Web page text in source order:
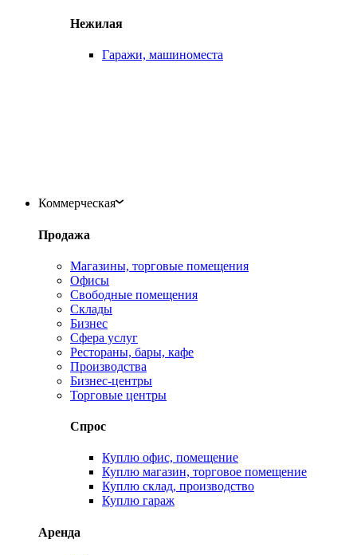
Нежилая
Гаражи, машиноместа
Коммерческая
Продажа
Магазины, торговые помещения
Офисы
Свободные помещения
Склады
Бизнес
Сфера услуг
Рестораны, бары, кафе
Производства
Бизнес-центры
Торговые центры
Спрос
Куплю офис, помещение
Куплю магазин, торговое помещение
Куплю склад, производство
Куплю гараж
Аренда